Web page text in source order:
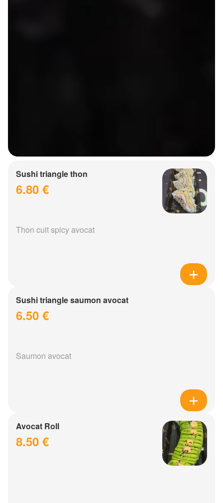
Sushi triangle thon
6.80 €
Thon cuit spicy avocat
Sushi triangle saumon avocat
6.50 €
Saumon avocat
Avocat Roll
8.50 €